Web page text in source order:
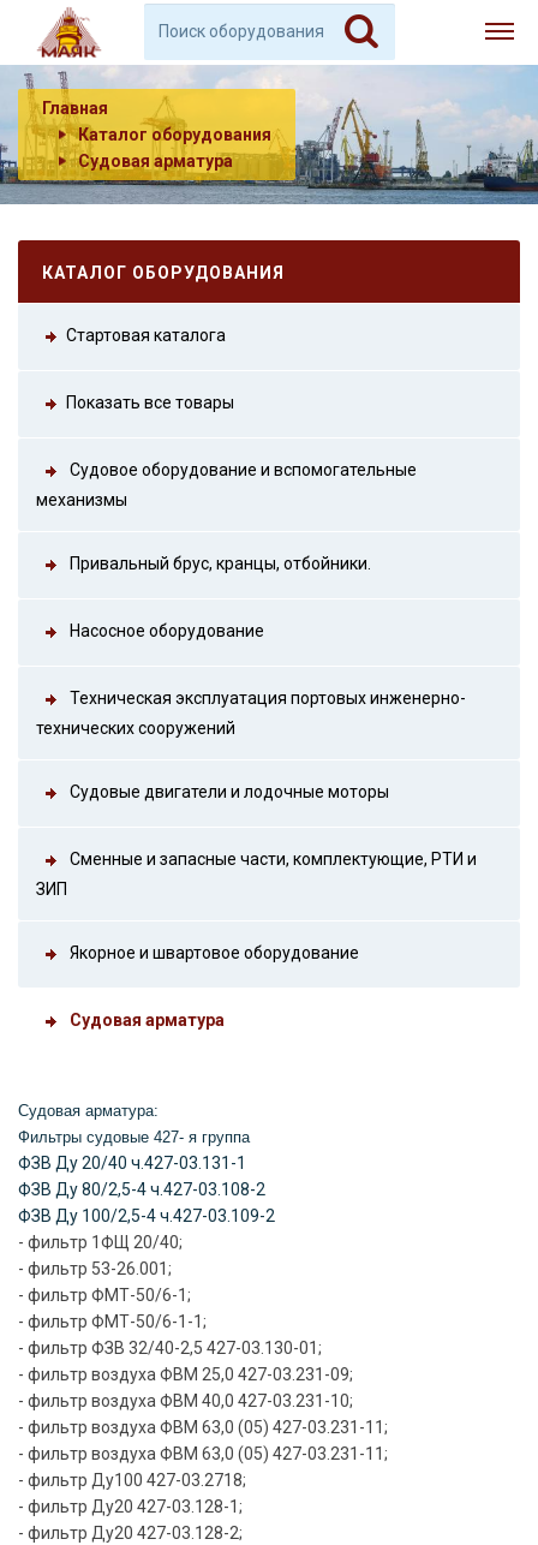
Главная
Каталог оборудования
Судовая арматура
КАТАЛОГ ОБОРУДОВАНИЯ
Стартовая каталога
Показать все товары
Судовое оборудование и вспомогательные
механизмы
Привальный брус, кранцы, отбойники.
Насосное оборудование
Техническая эксплуатация портовых инженерно-
технических сооружений
Судовые двигатели и лодочные моторы
Сменные и запасные части, комплектующие, РТИ и
ЗИП
Якорное и швартовое оборудование
Судовая арматура
Судовая арматура:
Фильтры судовые 427- я группа
ФЗВ Ду 20/40 ч.427-03.131-1
ФЗВ Ду 80/2,5-4 ч.427-03.108-2
ФЗВ Ду 100/2,5-4 ч.427-03.109-2
- фильтр 1ФЩ 20/40;
- фильтр 53-26.001;
- фильтр ФМТ-50/6-1;
- фильтр ФМТ-50/6-1-1;
- фильтр ФЗВ 32/40-2,5 427-03.130-01;
- фильтр воздуха ФВМ 25,0 427-03.231-09;
- фильтр воздуха ФВМ 40,0 427-03.231-10;
- фильтр воздуха ФВМ 63,0 (05) 427-03.231-11;
- фильтр воздуха ФВМ 63,0 (05) 427-03.231-11;
- фильтр Ду100 427-03.2718;
- фильтр Ду20 427-03.128-1;
- фильтр Ду20 427-03.128-2;